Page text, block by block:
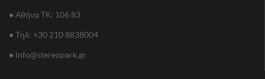
• Αθήνα TΚ: 106 83
• Τηλ: +30 210 8838004
• info@stereopark.gr